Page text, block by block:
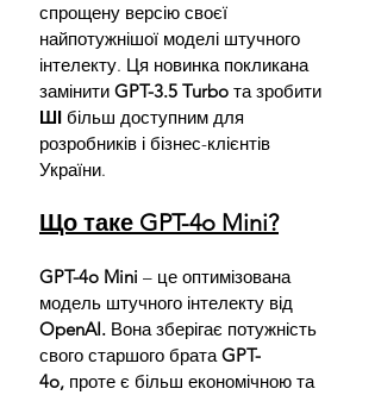
спрощену версію своєї
найпотужнішої моделі штучного
інтелекту. Ця новинка покликана
замінити GPT-3.5 Turbo та зробити
ШІ більш доступним для
розробників і бізнес-клієнтів
України.
Що таке GPT-4o Mini?
GPT-4o Mini – це оптимізована
модель штучного інтелекту від
OpenAI. Вона зберігає потужність
свого старшого брата GPT-
4o, проте є більш економічною та